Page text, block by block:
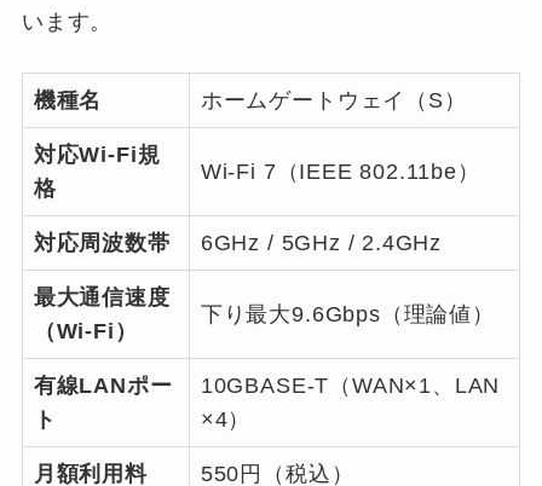
います。
機種名 ホームゲートウェイ（S）
対応Wi-Fi規
格
Wi-Fi 7（IEEE 802.11be）
対応周波数帯 6GHz / 5GHz / 2.4GHz
最大通信速度
（Wi-Fi）
下り最大9.6Gbps（理論値）
有線LANポー
ト
10GBASE-T（WAN×1、LAN
×4）
月額利用料 550円（税込）